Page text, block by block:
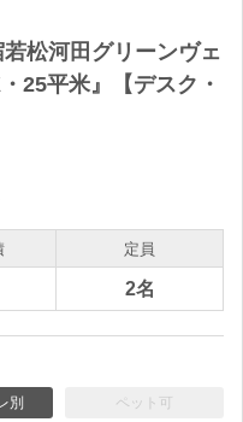
松河田グリーンヴェ
25平米』【デスク・
定員
2名
別 ペット可